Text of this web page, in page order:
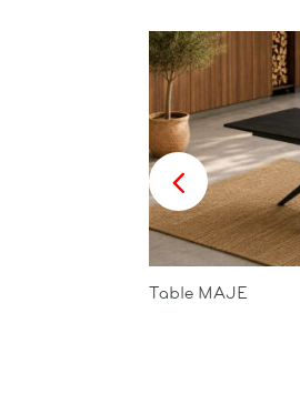
Table MAJE